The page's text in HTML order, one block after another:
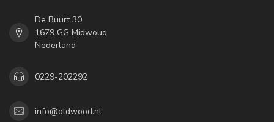
De Buurt 30
1679 GG Midwoud
Nederland
0229-202292
info@oldwood.nl